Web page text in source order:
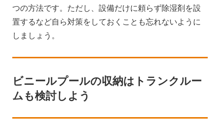
つの方法です。ただし、設備だけに頼らず除湿剤を設
置するなど自ら対策をしておくことも忘れないように
しましょう。
ビニールプールの収納はトランクルー
ムも検討しよう